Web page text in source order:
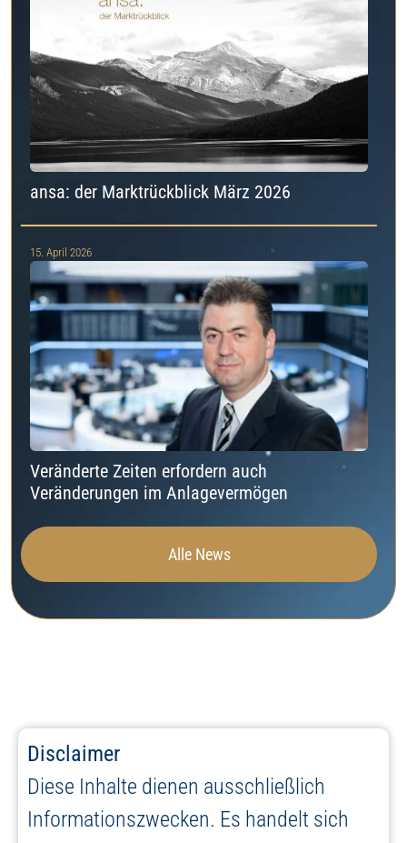
ansa: der Marktrückblick März 2026
15. April 2026
Veränderte Zeiten erfordern auch
Veränderungen im Anlagevermögen
Alle News
Disclaimer
Diese Inhalte dienen ausschließlich
Informationszwecken. Es handelt sich